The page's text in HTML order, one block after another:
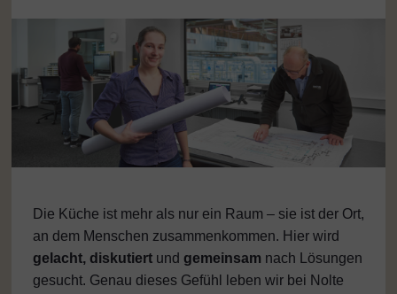
Die Küche ist mehr als nur ein Raum – sie ist der Ort,
an dem Menschen zusammenkommen. Hier wird
gelacht, diskutiert und gemeinsam nach Lösungen
gesucht. Genau dieses Gefühl leben wir bei Nolte